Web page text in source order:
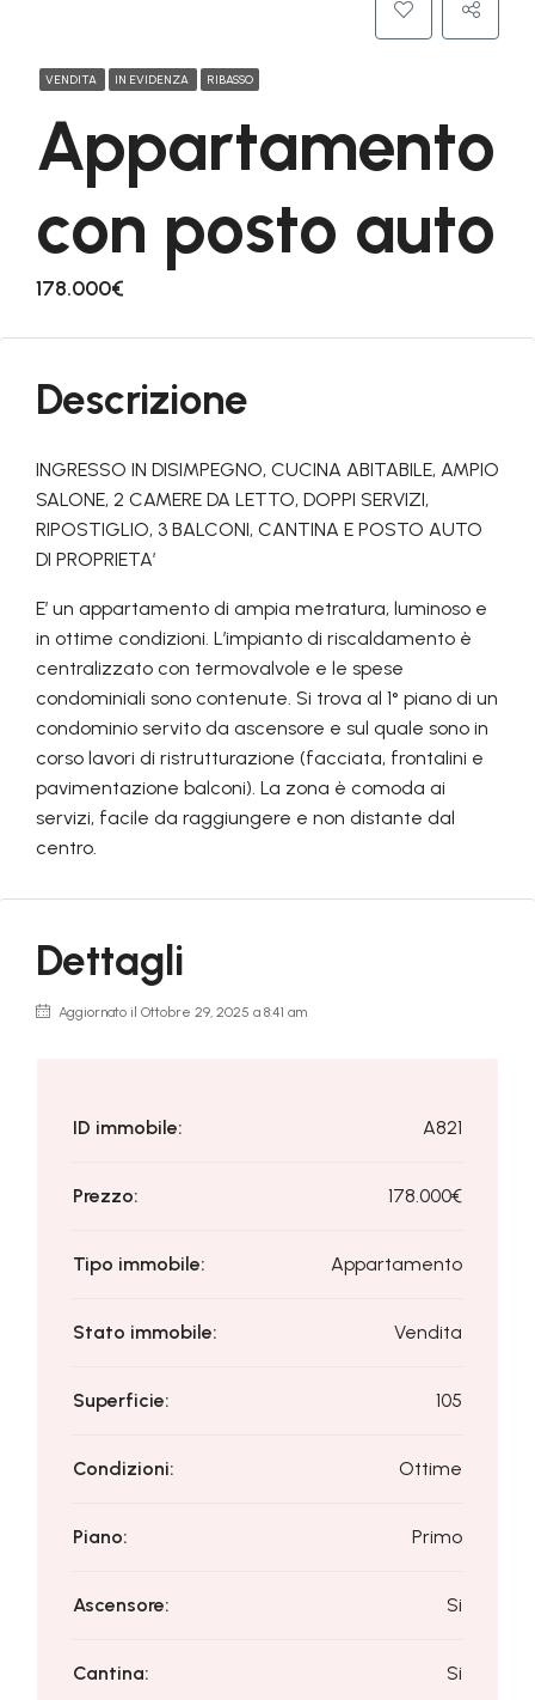
VENDITA IN EVIDENZA RIBASSO
Appartamento
con posto auto
178.000€
Descrizione
INGRESSO IN DISIMPEGNO, CUCINA ABITABILE, AMPIO
SALONE, 2 CAMERE DA LETTO, DOPPI SERVIZI,
RIPOSTIGLIO, 3 BALCONI, CANTINA E POSTO AUTO
DI PROPRIETA’
E’ un appartamento di ampia metratura, luminoso e
in ottime condizioni. L’impianto di riscaldamento è
centralizzato con termovalvole e le spese
condominiali sono contenute. Si trova al 1° piano di un
condominio servito da ascensore e sul quale sono in
corso lavori di ristrutturazione (facciata, frontalini e
pavimentazione balconi). La zona è comoda ai
servizi, facile da raggiungere e non distante dal
centro.
Dettagli
Aggiornato il Ottobre 29, 2025 a 8:41 am
ID immobile: A821
Prezzo: 178.000€
Tipo immobile: Appartamento
Stato immobile: Vendita
Superficie: 105
Condizioni: Ottime
Piano: Primo
Ascensore: Si
Cantina: Si